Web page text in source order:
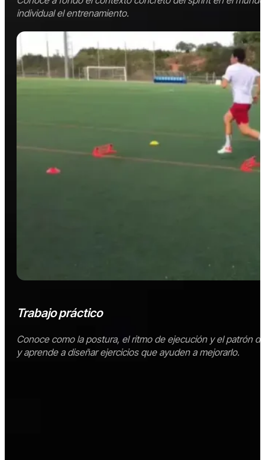
individual el entrenamiento.
Trabajo práctico
Conoce como la postura, el ritmo de ejecución y el patrón
y aprende a diseñar ejercicios que ayuden a mejorarlo.